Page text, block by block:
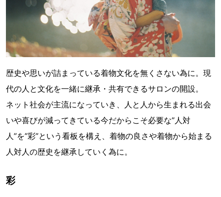
歴史や思いが詰まっている着物文化を無くさない為に。現
代の人と文化を一緒に継承・共有できるサロンの開設。
ネット社会が主流になっていき、人と人から生まれる出会
いや喜びが減ってきている今だからこそ必要な”人対
人”を”彩”という看板を構え、着物の良さや着物から始まる
人対人の歴史を継承していく為に。
彩